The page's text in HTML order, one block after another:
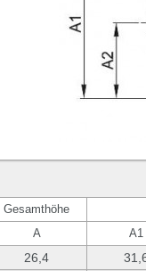
Gesamthöhe
A A1
26,4